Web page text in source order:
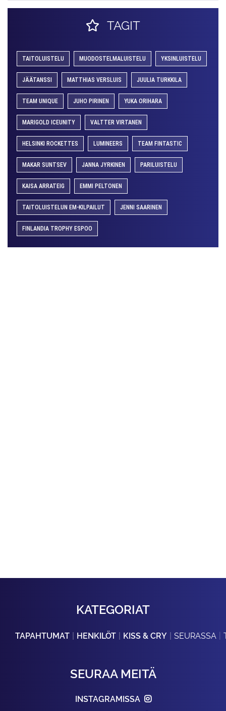
TAGIT
TAITOLUISTELU MUODOSTELMALUISTELU YKSINLUISTELU
JÄÄTANSSI MATTHIAS VERSLUIS JUULIA TURKKILA
TEAM UNIQUE JUHO PIRINEN YUKA ORIHARA
MARIGOLD ICEUNITY VALTTER VIRTANEN
HELSINKI ROCKETTES LUMINEERS TEAM FINTASTIC
MAKAR SUNTSEV JANNA JYRKINEN PARILUISTELU
KAISA ARRATEIG EMMI PELTONEN
TAITOLUISTELUN EM-KILPAILUT JENNI SAARINEN
FINLANDIA TROPHY ESPOO
KATEGORIAT
TAPAHTUMAT HENKILÖT KISS & CRY SEURASSA
SEURAA MEITÄ
INSTAGRAMISSA